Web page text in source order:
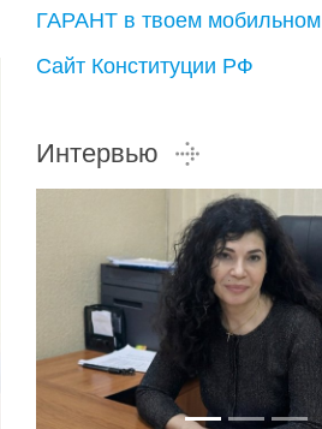
ГАРАНТ в твоем мобильном
Сайт Конституции РФ
Интервью